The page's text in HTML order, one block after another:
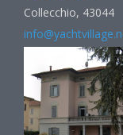
Collecchio, 43044